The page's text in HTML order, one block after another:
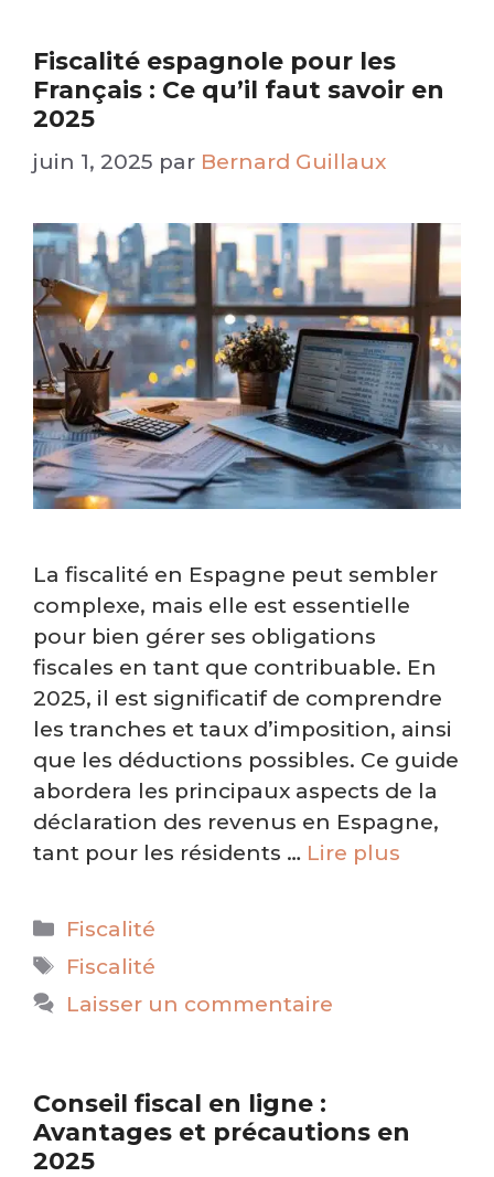
Fiscalité espagnole pour les
Français : Ce qu’il faut savoir en
2025
juin 1, 2025 par Bernard Guillaux
La fiscalité en Espagne peut sembler
complexe, mais elle est essentielle
pour bien gérer ses obligations
fiscales en tant que contribuable. En
2025, il est significatif de comprendre
les tranches et taux d’imposition, ainsi
que les déductions possibles. Ce guide
abordera les principaux aspects de la
déclaration des revenus en Espagne,
tant pour les résidents … Lire plus
Catégories
Fiscalité
Étiquettes
Fiscalité
Laisser un commentaire
Conseil fiscal en ligne :
Avantages et précautions en
2025